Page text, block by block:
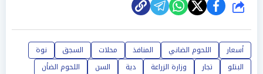
شارك
أسعار اللحوم الضاني المنافذ محلات السجق
نوة
البتلو
تجار وزارة الزراعة دية السن
اللحوم الضأن